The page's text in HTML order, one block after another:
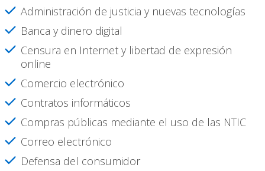
Administración de justicia y nuevas tecnologías
Banca y dinero digital
Censura en Internet y libertad de expresión
online
Comercio electrónico
Contratos informáticos
Compras públicas mediante el uso de las NTIC
Correo electrónico
Defensa del consumidor